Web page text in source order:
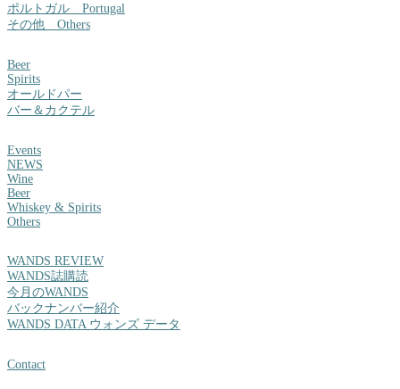
ポルトガル Portugal
その他 Others
Beer
Spirits
オールドパー
バー＆カクテル
Events
NEWS
Wine
Beer
Whiskey & Spirits
Others
WANDS REVIEW
WANDS誌購読
今月のWANDS
バックナンバー紹介
WANDS DATA ウォンズ データ
Contact